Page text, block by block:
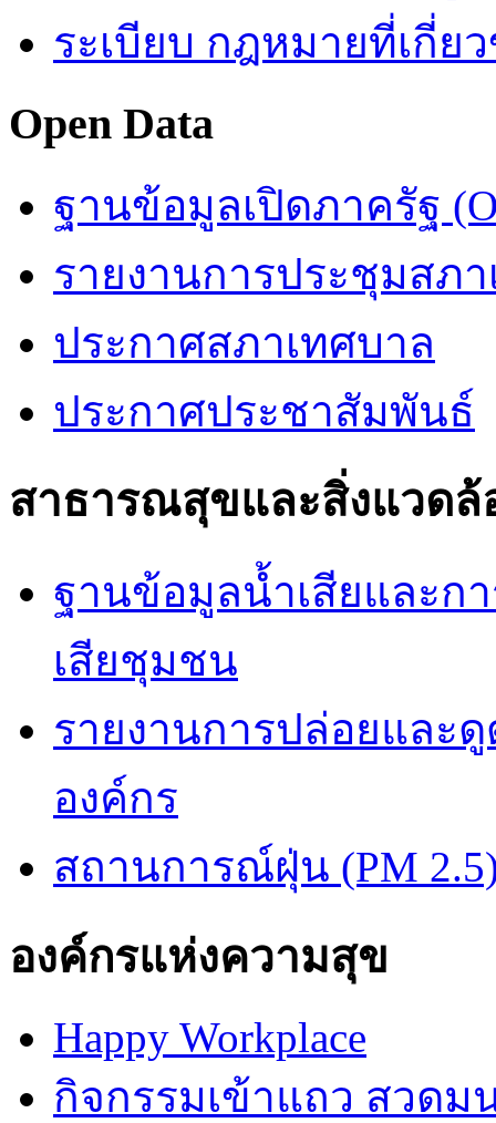
ระเบียบ กฎหมายที่เกี่ย
Open Data
ฐานข้อมูลเปิดภาครัฐ
รายงานการประชุมสภ
ประกาศสภาเทศบาล
ประกาศประชาสัมพันธ์
สาธารณสุขและสิ่งแวดล้
ฐานข้อมูลน้ำเสียและก
เสียชุมชน
รายงานการปล่อยและ
องค์กร
สถานการณ์ฝุ่น (PM
องค์กรแห่งความสุข
Happy Workplace
กิจกรรมเข้าแถว สวดม